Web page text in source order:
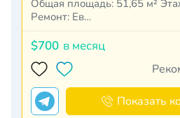
Общая площадь: 51,65 м²
Ремонт: Ев…
$700 в месяц
Показать